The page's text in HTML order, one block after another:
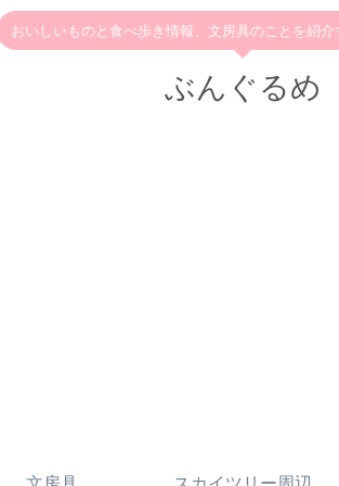
おいしいものと食べ歩き情報、文房具のことを紹介
ぶんぐるめ